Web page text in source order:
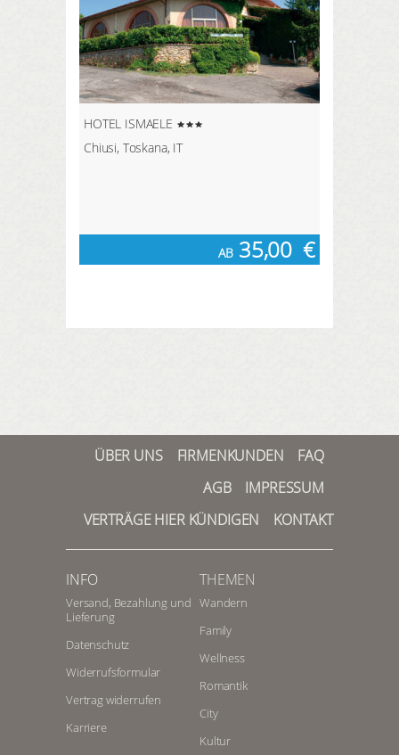
HOTEL ISMAELE
Chiusi, Toskana, IT
AB 35,00 €
ÜBER UNS FIRMENKUNDEN
FAQ
AGB
IMPRESSUM
VERTRÄGE HIER KÜNDIGEN
KONTAKT
INFO
Versand, Bezahlung und
Lieferung
Datenschutz
Widerrufsformular
Vertrag widerrufen
Karriere
THEMEN
Wandern
Family
Wellness
Romantik
City
Kultur